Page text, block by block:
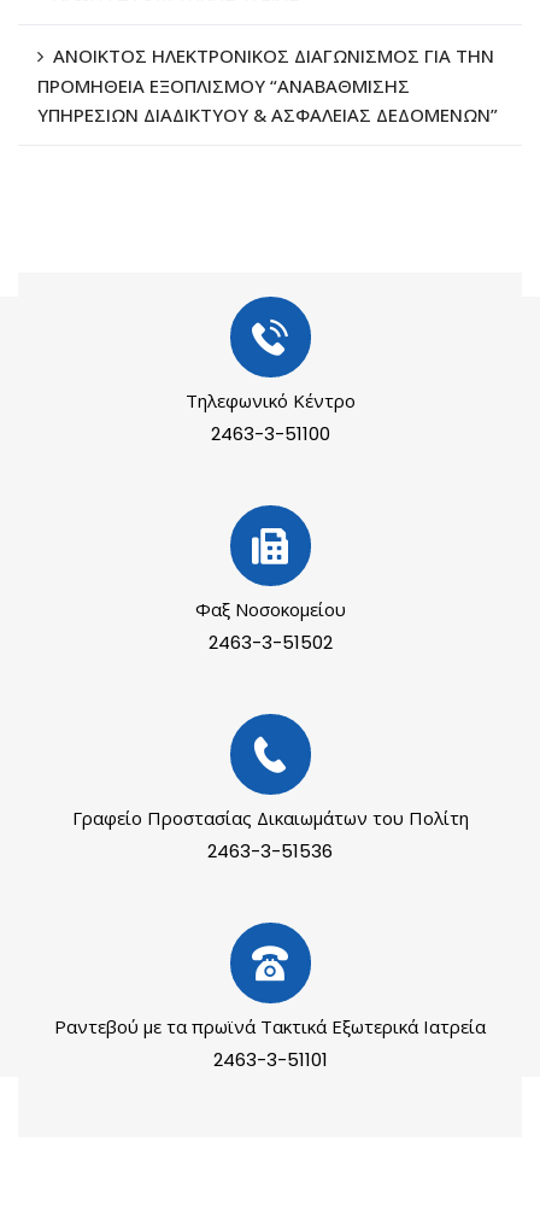
ΑΝΟΙΚΤΟΣ ΗΛΕΚΤΡΟΝΙΚΟΣ ΔΙΑΓΩΝΙΣΜΟΣ ΓΙΑ ΤΗΝ
ΠΡΟΜΗΘΕΙΑ ΕΞΟΠΛΙΣΜΟΥ “ΑΝΑΒΑΘΜΙΣΗΣ
ΥΠΗΡΕΣΙΩΝ ΔΙΑΔΙΚΤΥΟΥ & ΑΣΦΑΛΕΙΑΣ ΔΕΔΟΜΕΝΩΝ”
Τηλεφωνικό Κέντρο
2463-3-51100
Φαξ Νοσοκομείου
2463-3-51502
Γραφείο Προστασίας Δικαιωμάτων του Πολίτη
2463-3-51536
Ραντεβού με τα πρωϊνά Τακτικά Εξωτερικά Ιατρεία
2463-3-51101